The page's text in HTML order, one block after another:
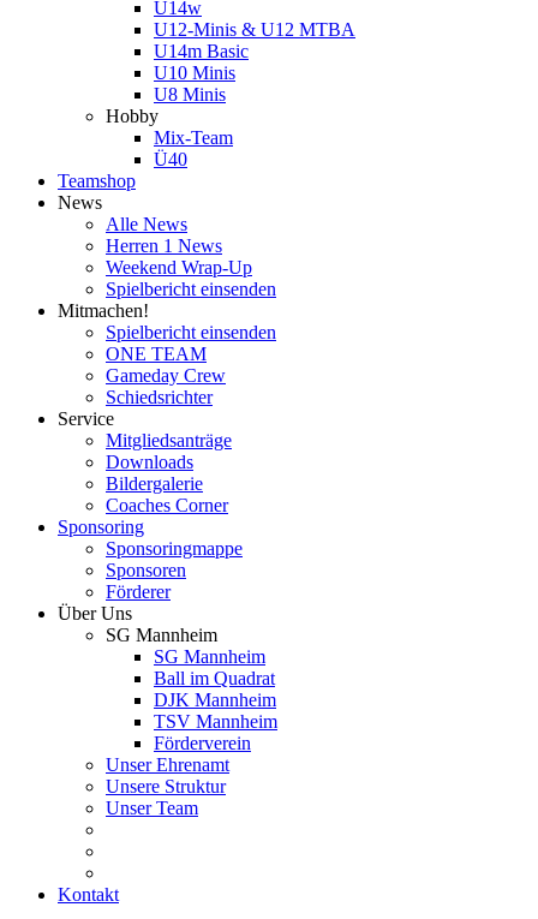
U14w
U12-Minis & U12 MTBA
U14m Basic
U10 Minis
U8 Minis
Hobby
Mix-Team
Ü40
Teamshop
News
Alle News
Herren 1 News
Weekend Wrap-Up
Spielbericht einsenden
Mitmachen!
Spielbericht einsenden
ONE TEAM
Gameday Crew
Schiedsrichter
Service
Mitgliedsanträge
Downloads
Bildergalerie
Coaches Corner
Sponsoring
Sponsoringmappe
Sponsoren
Förderer
Über Uns
SG Mannheim
SG Mannheim
Ball im Quadrat
DJK Mannheim
TSV Mannheim
Förderverein
Unser Ehrenamt
Unsere Struktur
Unser Team
Kontakt